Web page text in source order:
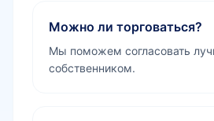
Можно ли торговаться?
Мы поможем согласовать
собственником.